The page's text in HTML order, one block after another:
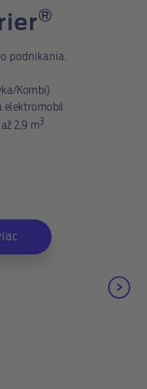
®
podnikania.
Kombi)
elektromobil
2,9 m3